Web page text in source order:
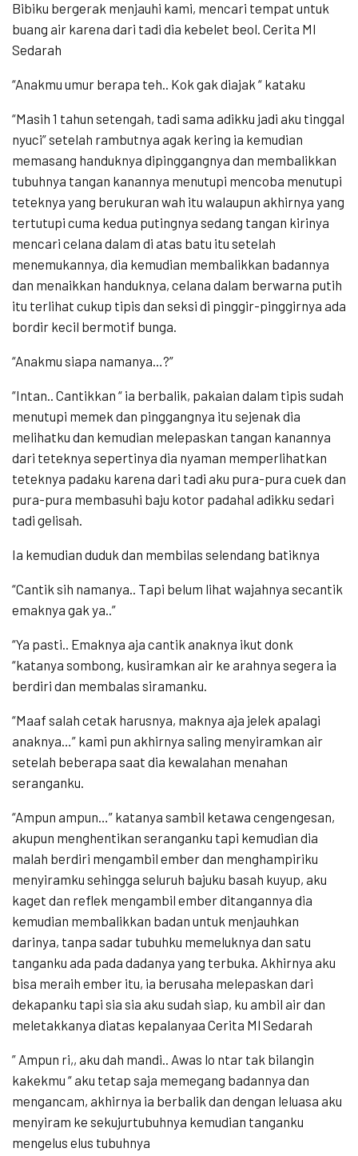
Bibiku bergerak menjauhi kami, mencari tempat untuk
buang air karena dari tadi dia kebelet beol. Cerita Ml
Sedarah
“Anakmu umur berapa teh.. Kok gak diajak “ kataku
“Masih 1 tahun setengah, tadi sama adikku jadi aku tinggal
nyuci” setelah rambutnya agak kering ia kemudian
memasang handuknya dipinggangnya dan membalikkan
tubuhnya tangan kanannya menutupi mencoba menutupi
teteknya yang berukuran wah itu walaupun akhirnya yang
tertutupi cuma kedua putingnya sedang tangan kirinya
mencari celana dalam di atas batu itu setelah
menemukannya, dia kemudian membalikkan badannya
dan menaikkan handuknya, celana dalam berwarna putih
itu terlihat cukup tipis dan seksi di pinggir-pinggirnya ada
bordir kecil bermotif bunga.
“Anakmu siapa namanya…?”
“Intan.. Cantikkan “ ia berbalik, pakaian dalam tipis sudah
menutupi memek dan pinggangnya itu sejenak dia
melihatku dan kemudian melepaskan tangan kanannya
dari teteknya sepertinya dia nyaman memperlihatkan
teteknya padaku karena dari tadi aku pura-pura cuek dan
pura-pura membasuhi baju kotor padahal adikku sedari
tadi gelisah.
Ia kemudian duduk dan membilas selendang batiknya
“Cantik sih namanya.. Tapi belum lihat wajahnya secantik
emaknya gak ya..”
“Ya pasti.. Emaknya aja cantik anaknya ikut donk
“katanya sombong, kusiramkan air ke arahnya segera ia
berdiri dan membalas siramanku.
“Maaf salah cetak harusnya, maknya aja jelek apalagi
anaknya…” kami pun akhirnya saling menyiramkan air
setelah beberapa saat dia kewalahan menahan
seranganku.
“Ampun ampun…” katanya sambil ketawa cengengesan,
akupun menghentikan seranganku tapi kemudian dia
malah berdiri mengambil ember dan menghampiriku
menyiramku sehingga seluruh bajuku basah kuyup, aku
kaget dan reflek mengambil ember ditangannya dia
kemudian membalikkan badan untuk menjauhkan
darinya, tanpa sadar tubuhku memeluknya dan satu
tanganku ada pada dadanya yang terbuka. Akhirnya aku
bisa meraih ember itu, ia berusaha melepaskan dari
dekapanku tapi sia sia aku sudah siap, ku ambil air dan
meletakkanya diatas kepalanyaa Cerita Ml Sedarah
” Ampun ri,, aku dah mandi.. Awas lo ntar tak bilangin
kakekmu “ aku tetap saja memegang badannya dan
mengancam, akhirnya ia berbalik dan dengan leluasa aku
menyiram ke sekujurtubuhnya kemudian tanganku
mengelus elus tubuhnya